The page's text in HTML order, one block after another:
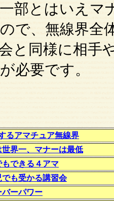
部とはいえマ
で、無線界全
と同様に相手
必要です。
るアマチュア無線界
世界一、マナーは最低
もできる４アマ
でも受かる講習会
バーパワー